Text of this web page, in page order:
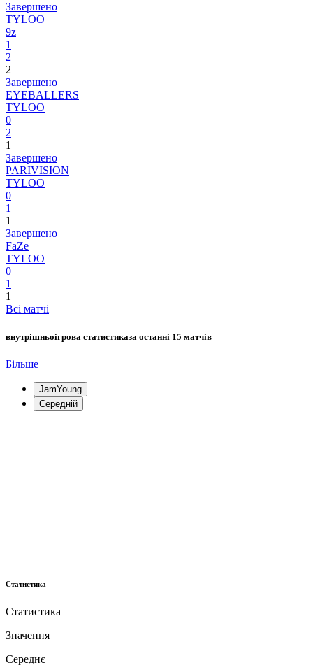
Завершено
TYLOO
9z
1
2
2
Завершено
EYEBALLERS
TYLOO
0
2
1
Завершено
PARIVISION
TYLOO
0
1
1
Завершено
FaZe
TYLOO
0
1
1
Всі матчі
внутрішньоігрова статистиказа останні 15 матчів
Більше
JamYoung
Середній
Статистика
Статистика
Значення
Середнє